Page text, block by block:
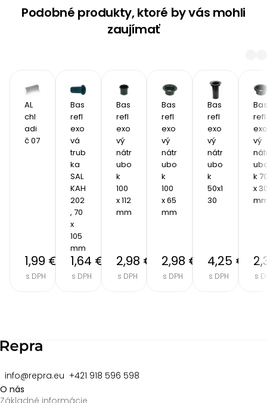
Podobné produkty, ktoré by vás mohli
zaujímať
AL
chl
adi
č 07
1,99 €
s DPH
Bas
refl
exo
vá
trub
ka
SAL
KAH
202
, 70
x
105
mm
1,64 €
s DPH
Bas
refl
exo
vý
nátr
ubo
k
100
x 112
mm
2,98 €
s DPH
Bas
refl
exo
vý
nátr
ubo
k
100
x 65
mm
2,98 €
s DPH
Bas
refl
exo
vý
nátr
ubo
k
50x1
30
4,25 €
s DPH
Bas
refl
exo
vý
k
x
s
info@repra.eu +421 918 596 598
O nás